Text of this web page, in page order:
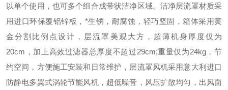
以单个使用，也可多个组合成带状洁净区域。洁净层流罩材质采
用进口环保覆铝锌板，*生锈，耐腐蚀，轻巧坚固，箱体采用黄
金分割比例点设计，层流罩美观大方，超薄机身厚度仅为
20cm，加上高效过滤器总厚度不超过29cm;重量仅为24kg，节
约空间，方便施工安装和日常维护，层流罩风机采用意大利进口
防静电多翼式涡轮节能风机，超低噪音，风压扩散均匀，出风面